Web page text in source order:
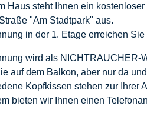
Haus steht Ihnen ein
"Am Stadtpark" aus.
in der 1. Etage erreichen
wird als NICHTRAUCHER-
auf dem Balkon, aber nur da
Kopfkissen stehen zur Ihrer
bieten wir Ihnen einen